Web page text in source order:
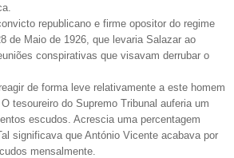
republicano e firme opositor do regime
de Maio de 1926, que levaria Salazar ao
conspirativas que visavam derrubar o
de forma leve relativamente a este homem
tesoureiro do Supremo Tribunal auferia um
escudos. Acrescia uma percentagem
significava que António Vicente acabava por
mensalmente.